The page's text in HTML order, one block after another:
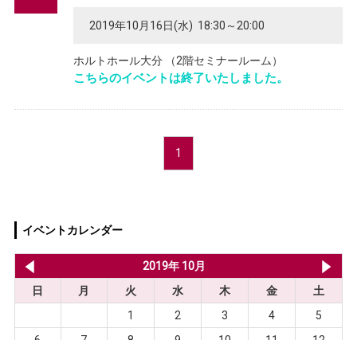
2019年10月16日(水) 18:30～20:00
ホルトホール大分 （2階セミナールーム）
こちらのイベントは終了いたしました。
1
イベントカレンダー
2019年 10月
日
月 火 水 木 金
土
1
2 3 4
5